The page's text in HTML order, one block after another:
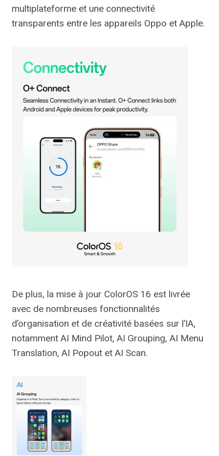
multiplateforme et une connectivité
transparents entre les appareils Oppo et Apple.
De plus, la mise à jour ColorOS 16 est livrée
avec de nombreuses fonctionnalités
d’organisation et de créativité basées sur l’IA,
notamment AI Mind Pilot, AI Grouping, AI Menu
Translation, AI Popout et AI Scan.